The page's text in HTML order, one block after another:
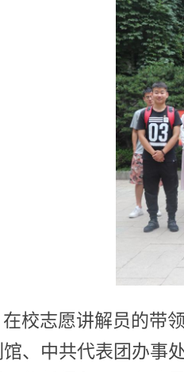
在校志愿讲解员 的带领
、中共代表团办事